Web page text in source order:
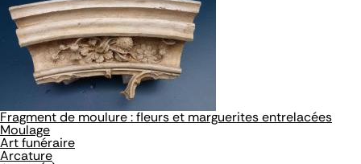
Fragment de moulure : fleurs et marguerites entrelacées
Moulage
Art funéraire
Arcature